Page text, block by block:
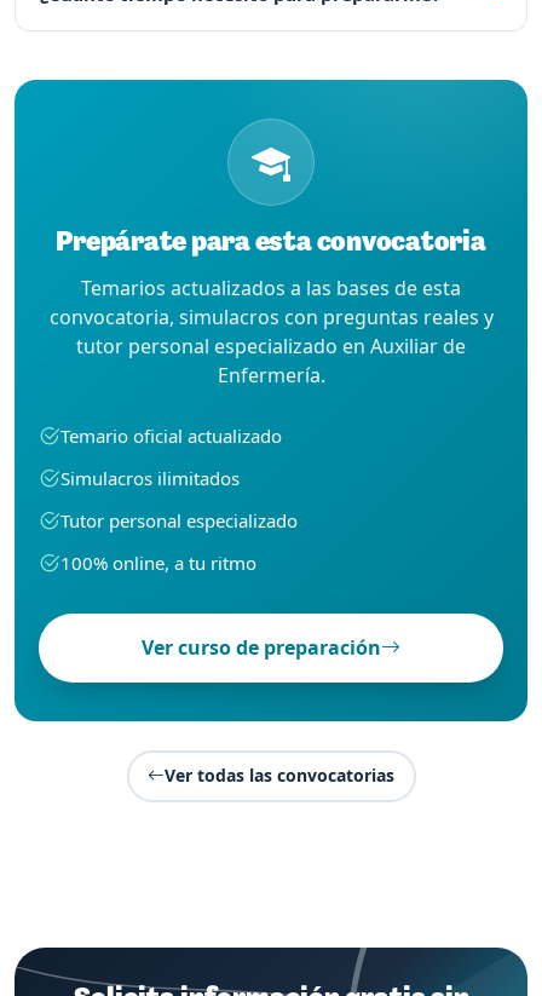
Prepárate para esta convocatoria
Temarios actualizados a las bases de esta
convocatoria, simulacros con preguntas reales y
tutor personal especializado en Auxiliar de
Enfermería.
Temario oficial actualizado
Simulacros ilimitados
Tutor personal especializado
100% online, a tu ritmo
Ver curso de preparación
Ver todas las convocatorias